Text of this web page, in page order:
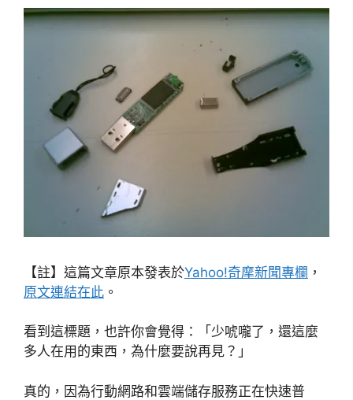
【註】這篇文章原本發表於Yahoo!奇摩新聞專欄 ，
原文連結在此 。
看到這標題，也許你會覺得：「少唬嚨了，還這麼
多人在用的東西，為什麼要說再見？」
真的，因為行動網路和雲端儲存服務正在快速普